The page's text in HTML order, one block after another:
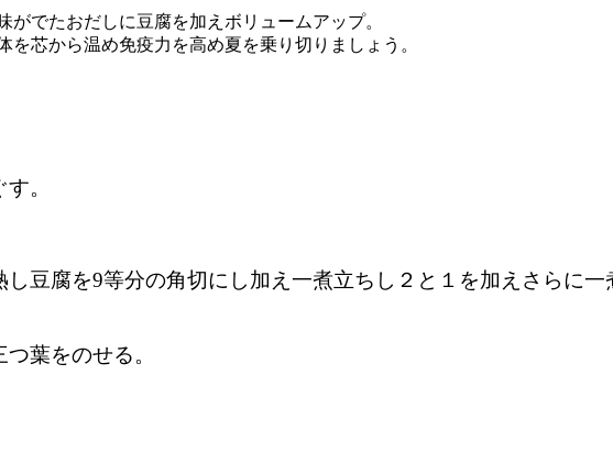
でたおだしに豆腐を加えボリュームアップ。
芯から温め免疫力を高め夏を乗り切りましょう。
。
し豆腐を9等分の角切にし加え一煮立ちし２と１を加えさらに
つ葉をのせる。